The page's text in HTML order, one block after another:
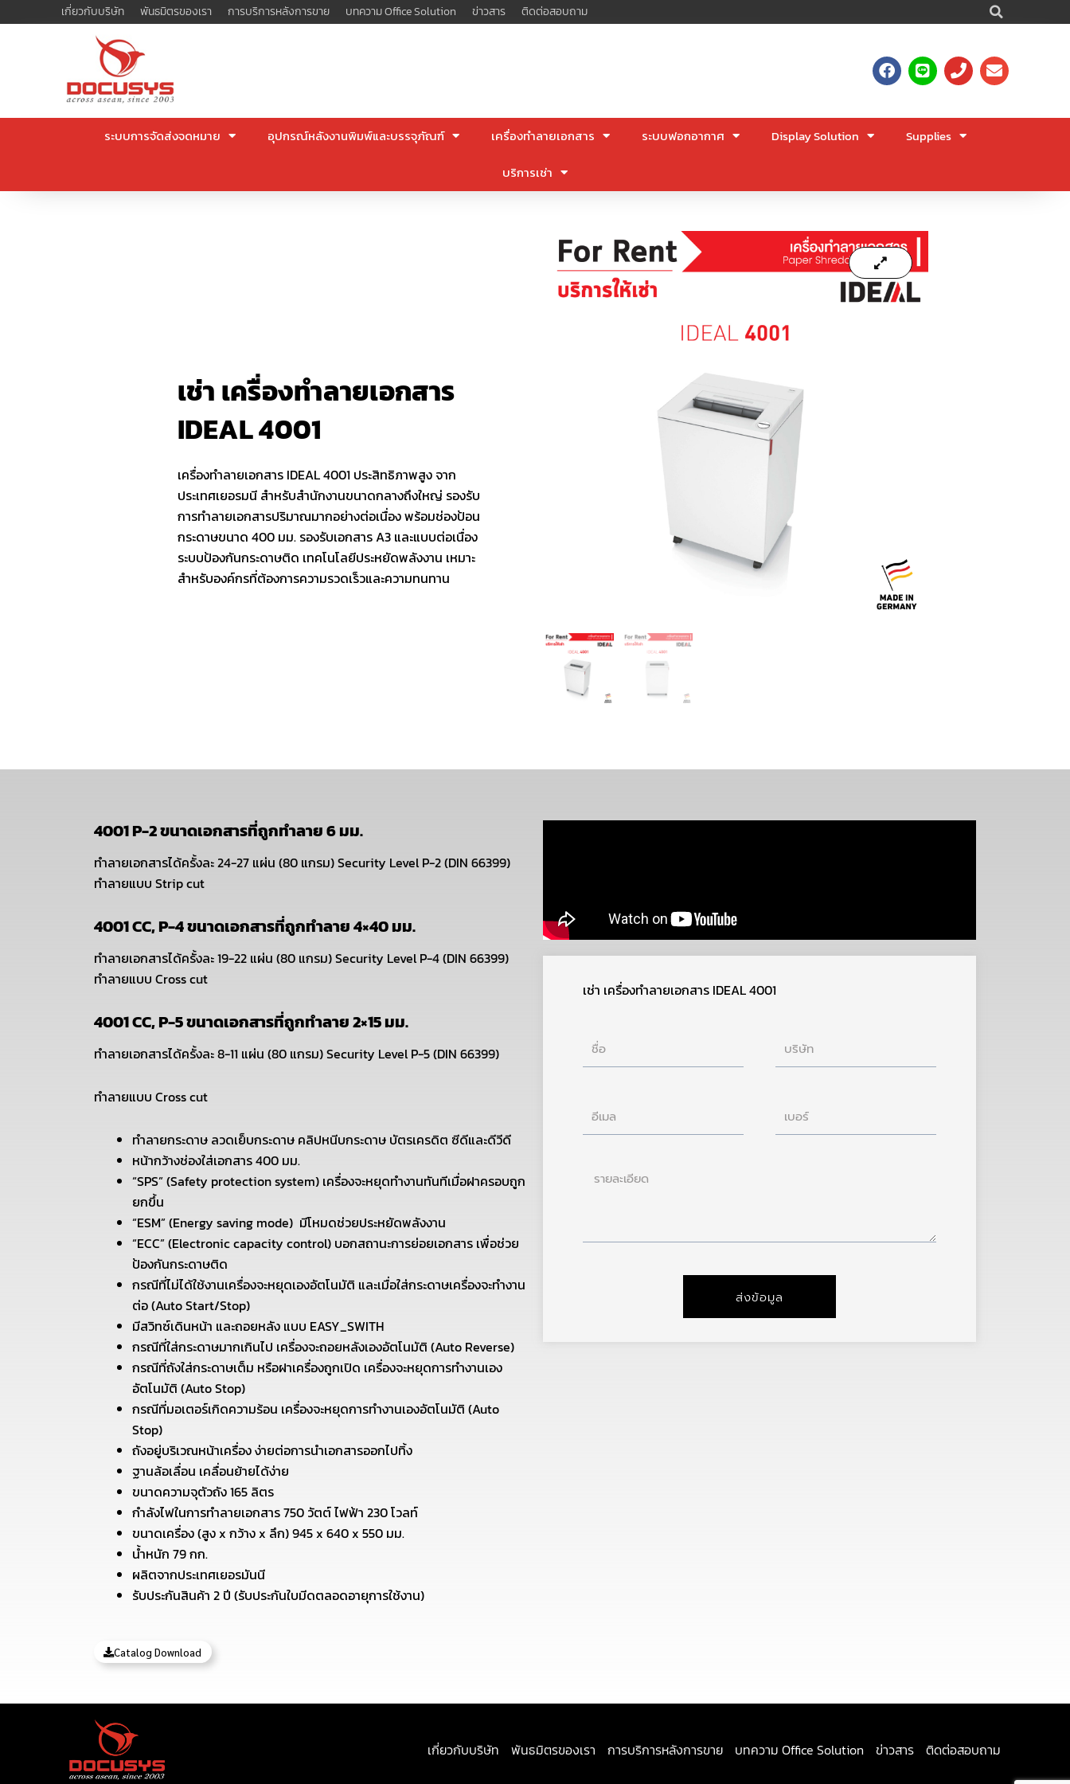
to
เกี่ยวกับบริษัท พันธมิตรของเรา การบริการหลังการขาย บทความ Office Solution ข่าวสาร ติดต่อสอบถาม
F
a
L
i
P
h
E
n
ระบบการจัดส่งจดหมาย อุปกรณ์หลังงานพิมพ์และบรรจุภัณฑ์ เครื่องทำลายเอกสาร ระบบฟอกอากาศ Display Solution
Supplies
บริการเช่า
เช่า เครื่องทำลายเอกสาร
IDEAL 4001
เครื่องทำลายเอกสาร IDEAL 4001 ประสิทธิภาพสูง จาก
ประเทศเยอรมนี สำหรับสำนักงานขนาดกลางถึงใหญ่ รองรับ
การทำลายเอกสารปริมาณมากอย่างต่อเนื่อง พร้อมช่องป้อน
กระดาษขนาด 400 มม. รองรับเอกสาร A3 และแบบต่อเนื่อง
ระบบป้องกันกระดาษติด เทคโนโลยีประหยัดพลังงาน เหมาะ
สำหรับองค์กรที่ต้องการความรวดเร็วและความทนทาน
4001 P-2 ขนาดเอกสารที่ถูกทำลาย 6 มม.
ทำลายเอกสารได้ครั้งละ 24-27 แผ่น (80 แกรม) Security Level P-2 (DIN 66399)
ทำลายแบบ Strip cut
4001 CC, P-4 ขนาดเอกสารที่ถูกทำลาย 4×40 มม.
ทำลายเอกสารได้ครั้งละ 19-22 แผ่น (80 แกรม) Security Level P-4 (DIN 66399)
ทำลายแบบ Cross cut
4001 CC, P-5 ขนาดเอกสารที่ถูกทำลาย 2×15 มม.
ทำลายเอกสารได้ครั้งละ 8-11 แผ่น (80 แกรม) Security Level P-5 (DIN 66399)
ทำลายแบบ Cross cut
ทำลายกระดาษ ลวดเย็บกระดาษ คลิปหนีบกระดาษ บัตรเครดิต ซีดีและดีวีดี
หน้ากว้างช่องใส่เอกสาร 400 มม.
“SPS” (Safety protection system) เครื่องจะหยุดทำงานทันทีเมื่อฝาครอบถูก
ยกขึ้น
“ESM” (Energy saving mode) มีโหมดช่วยประหยัดพลังงาน
“ECC” (Electronic capacity control) บอกสถานะการย่อยเอกสาร เพื่อช่วย
ป้องกันกระดาษติด
กรณีที่ไม่ได้ใช้งานเครื่องจะหยุดเองอัตโนมัติ และเมื่อใส่กระดาษเครื่องจะทำงาน
ต่อ (Auto Start/Stop)
มีสวิทซ์เดินหน้า และถอยหลัง แบบ EASY_SWITH
กรณีที่ใส่กระดาษมากเกินไป เครื่องจะถอยหลังเองอัตโนมัติ (Auto Reverse)
กรณีที่ถังใส่กระดาษเต็ม หรือฝาเครื่องถูกเปิด เครื่องจะหยุดการทำงานเอง
อัตโนมัติ (Auto Stop)
กรณีที่มอเตอร์เกิดความร้อน เครื่องจะหยุดการทำงานเองอัตโนมัติ (Auto
Stop)
ถังอยู่บริเวณหน้าเครื่อง ง่ายต่อการนำเอกสารออกไปทิ้ง
ฐานล้อเลื่อน เคลื่อนย้ายได้ง่าย
ขนาดความจุตัวถัง 165 ลิตร
กำลังไฟในการทำลายเอกสาร 750 วัตต์ ไฟฟ้า 230 โวลท์
ขนาดเครื่อง (สูง x กว้าง x ลึก) 945 x 640 x 550 มม.
น้ำหนัก 79 กก.
ผลิตจากประเทศเยอรมันนี
รับประกันสินค้า 2 ปี (รับประกันใบมีดตลอดอายุการใช้งาน)
Catalog Download
เช่า เครื่องทำลายเอกสาร IDEAL 4001
ชื่อ บริษัท
อีเมล
ราย
ส่งข้อมูล
เกี่ยวกับบริษัท พันธมิตรของเรา การบริการหลังการขาย บทความ Office Solution ข่าวสาร ติดต่อสอบถาม